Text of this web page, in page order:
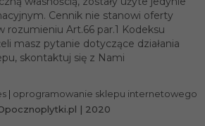
| oprogramowanie sklepu internetowego
| 2020